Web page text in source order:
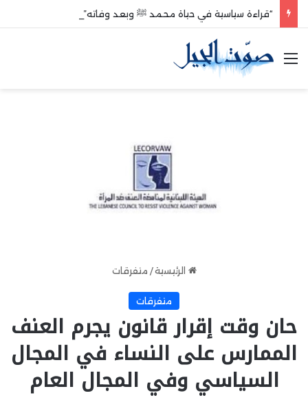
“قراءة سياسية في حياة محمد ﷺ وبعد وفاته”
القائمة
الرئيسية / متفرقات
متفرقات
حان وقت إقرار قانون يجرم العنف
الممارس على النساء في المجال
السياسي وفي المجال العام